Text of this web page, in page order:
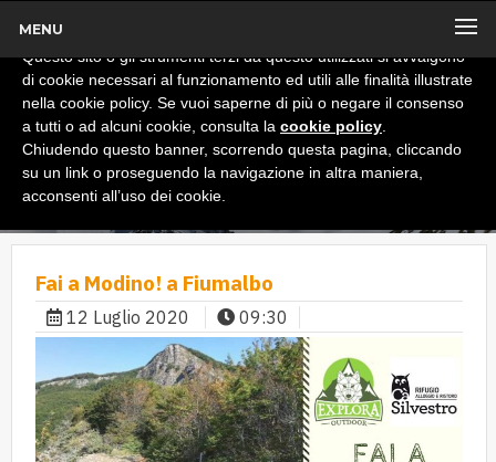
MENU
Fai a Modino! a Fiumalbo
12 Luglio 2020 09:30
x
Informativa
Questo sito o gli strumenti terzi da questo utilizzati si avvalgono
di cookie necessari al funzionamento ed utili alle finalità illustrate
nella cookie policy. Se vuoi saperne di più o negare il consenso
a tutti o ad alcuni cookie, consulta la cookie policy
Chiudendo questo banner, scorrendo questa pagina, cliccando
su un link o proseguendo la navigazione in altra maniera,
acconsenti all’uso dei cookie.